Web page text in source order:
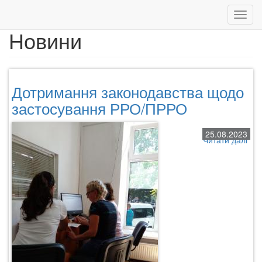
Перейти
основного
Новини
Дотримання законодавства щодо
застосування РРО/ПРРО
25.08.2023
Читати даліпро